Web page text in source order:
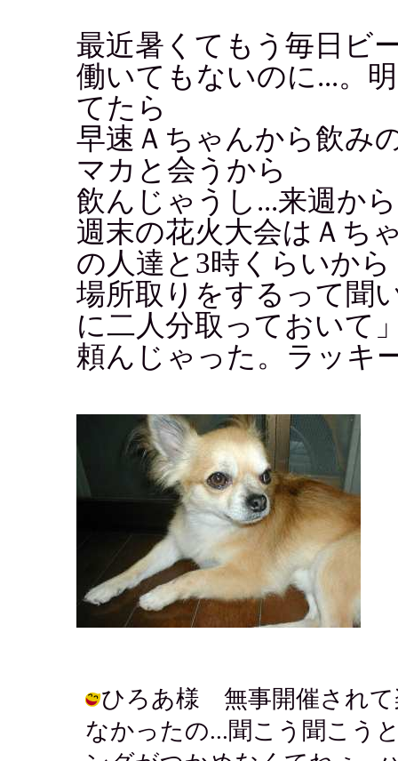
最近暑くてもう毎日ビ
働いてもないのに...。
てたら
早速Ａちゃんから飲み
マカと会うから
飲んじゃうし...来週か
週末の花火大会はＡち
の人達と3時くらいから
場所取りをするって聞
に二人分取っておいて
頼んじゃった。ラッキ
ひろあ様 無事開催されて
なかったの...聞こう聞こう